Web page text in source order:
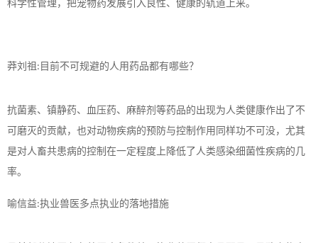
科学性管理，把宠物药发展引入良性、健康的轨道上来。
莽刘祖 : 目前不可规避的人用药品都有哪些？
抗菌素、镇静药、血压药、麻醉剂等药品的出现为人类健康作出了不
可磨灭的贡献，也对动物疾病的预防与控制作用同样功不可没，尤其
是对人畜共患病的控制在一定程度上降低了人类感染细菌性疾病的几
率。
喻信益:执业兽医多点执业的落地措施